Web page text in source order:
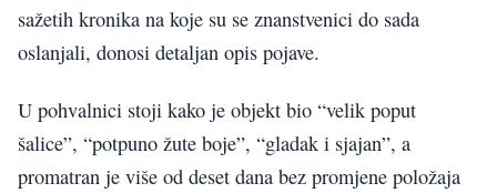
sažetih kronika na koje su se znanstvenici do sada
oslanjali, donosi detaljan opis pojave.
U pohvalnici stoji kako je objekt bio “velik poput
šalice”, “potpuno žute boje”, “gladak i sjajan”, a
promatran je više od deset dana bez promjene položaja